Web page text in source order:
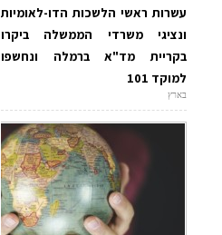
עשרות ראשי הלשכות הדו-לאומיות
ונציגי משרדי הממשלה ביקרו
בקריית מד"א ברמלה ונחשפו
למוקד 101
בארץ